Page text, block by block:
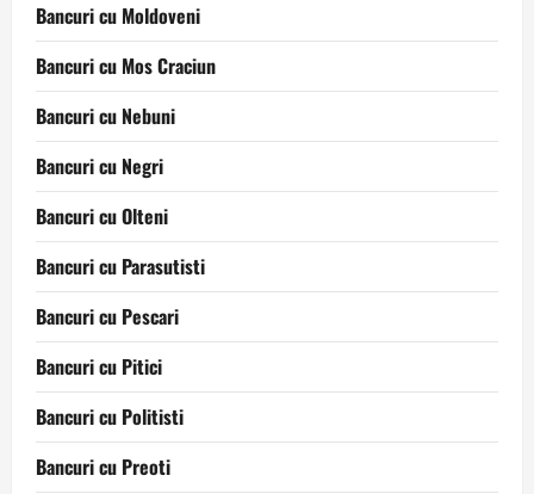
Bancuri cu Moldoveni
Bancuri cu Mos Craciun
Bancuri cu Nebuni
Bancuri cu Negri
Bancuri cu Olteni
Bancuri cu Parasutisti
Bancuri cu Pescari
Bancuri cu Pitici
Bancuri cu Politisti
Bancuri cu Preoti